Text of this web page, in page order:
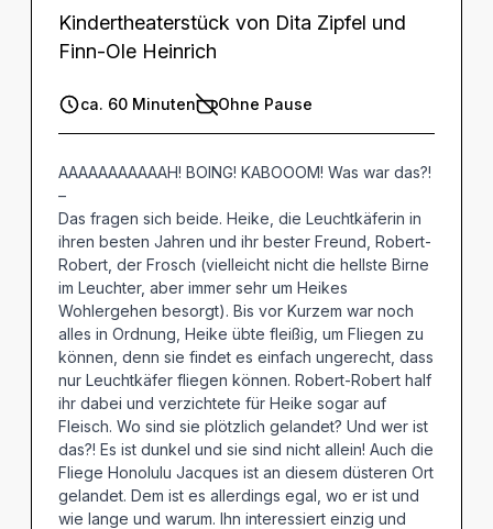
Kindertheaterstück von Dita Zipfel und
Finn-Ole Heinrich
ca. 60 Minuten Ohne Pause
AAAAAAAAAAAH! BOING! KABOOOM! Was war das?!
–
Das fragen sich beide. Heike, die Leuchtkäferin in
ihren besten Jahren und ihr bester Freund, Robert-
Robert, der Frosch (vielleicht nicht die hellste Birne
im Leuchter, aber immer sehr um Heikes
Wohlergehen besorgt). Bis vor Kurzem war noch
alles in Ordnung, Heike übte fleißig, um Fliegen zu
können, denn sie findet es einfach ungerecht, dass
nur Leuchtkäfer fliegen können. Robert-Robert half
ihr dabei und verzichtete für Heike sogar auf
Fleisch. Wo sind sie plötzlich gelandet? Und wer ist
das?! Es ist dunkel und sie sind nicht allein! Auch die
Fliege Honolulu Jacques ist an diesem düsteren Ort
gelandet. Dem ist es allerdings egal, wo er ist und
wie lange und warum. Ihn interessiert einzig und